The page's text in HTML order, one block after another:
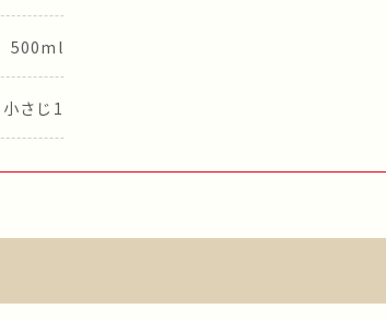
500ml
小さじ1